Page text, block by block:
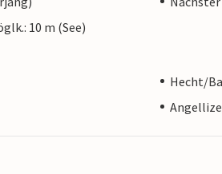
10 m (See)
Hecht/